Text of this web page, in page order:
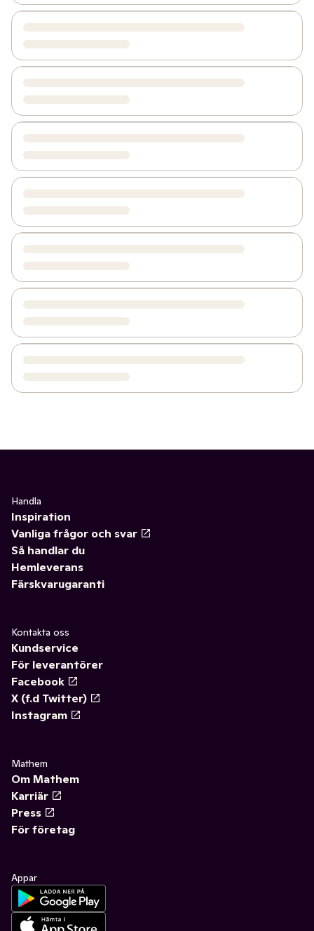
Handla
Inspiration
Vanliga frågor och svar
Så handlar du
Hemleverans
Färskvarugaranti
Kontakta oss
Kundservice
För leverantörer
Facebook
X (f.d Twitter)
Instagram
Mathem
Om Mathem
Karriär
Press
För företag
Appar